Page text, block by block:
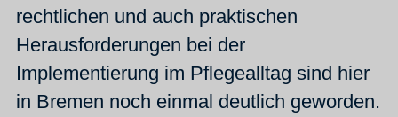
rechtlichen und auch praktischen
Herausforderungen bei der
Implementierung im Pflegealltag sind hier
in Bremen noch einmal deutlich geworden.